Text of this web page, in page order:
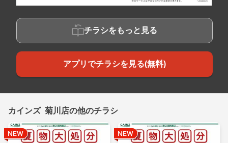
チラシをもっと見る
アプリでチラシを見る(無料)
カインズ 菊川店の他のチラシ